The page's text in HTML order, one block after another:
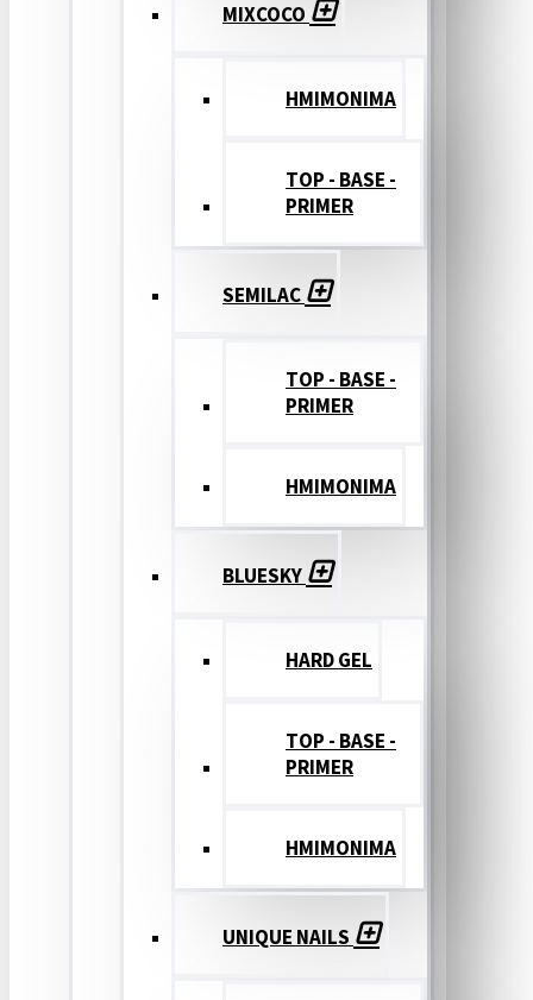
MIXCOCO
HMIMONIMA
TOP - BASE -
PRIMER
SEMILAC
TOP - BASE -
PRIMER
ΗΜΙΜΟΝΙΜΑ
BLUESKY
HARD GEL
TOP - BASE -
PRIMER
ΗΜΙΜΟΝΙΜΑ
UNIQUE NAILS